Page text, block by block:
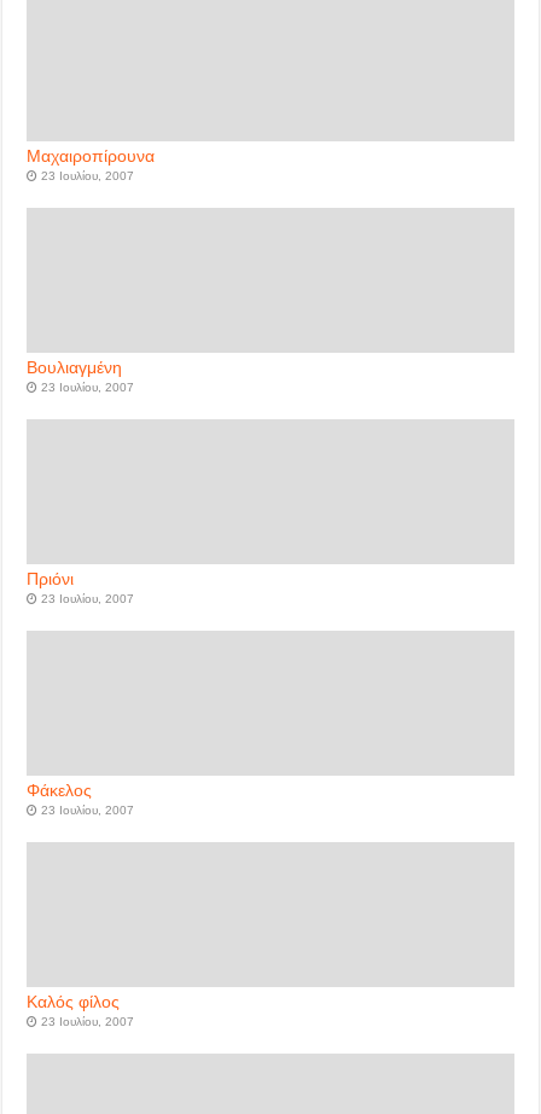
Μαχαιροπίρουνα
23 Ιουλίου, 2007
Βουλιαγμένη
23 Ιουλίου, 2007
Πριόνι
23 Ιουλίου, 2007
Φάκελος
23 Ιουλίου, 2007
Καλός φίλος
23 Ιουλίου, 2007